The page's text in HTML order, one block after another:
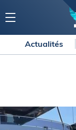
Actualités